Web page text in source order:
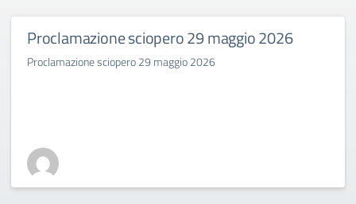
Proclamazione sciopero 29 maggio 2026
Proclamazione sciopero 29 maggio 2026